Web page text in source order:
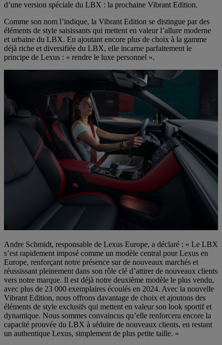
d’une version spéciale du LBX : la prochaine Vibrant Edition.
Comme son nom l’indique, la Vibrant Edition se distingue par des
éléments de style saisissants qui mettent en valeur l’allure moderne
et urbaine du LBX. En ajoutant encore plus de choix à la gamme
déjà riche et diversifiée du LBX, elle incarne parfaitement le
principe de Lexus : « rendre le luxe personnel ».
Andre Schmidt, responsable de Lexus Europe, a déclaré : « Le LBX
s’est rapidement imposé comme un modèle central pour Lexus en
Europe, renforçant notre présence sur de nouveaux marchés et
réussissant pleinement dans son rôle clé d’attirer de nouveaux clients
vers notre marque. Il est déjà notre deuxième modèle le plus vendu,
avec plus de 23 000 exemplaires écoulés en 2024. Avec la nouvelle
Vibrant Edition, nous offrons davantage de choix et ajoutons des
éléments de style exclusifs qui mettent en valeur son look sportif et
dynamique. Nous sommes convaincus qu’elle renforcera encore la
capacité prouvée du LBX à séduire de nouveaux clients, en restant
un authentique Lexus, simplement de plus petite taille. »